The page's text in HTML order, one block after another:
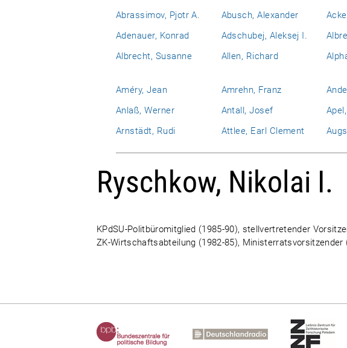
Abrassimov, Pjotr A. Abusch, Alexander
Adenauer, Konrad
Adschubej, Aleksej I.
Albrecht, Susanne
Allen, Richard
Améry, Jean
Amrehn, Franz
Anlaß, Werner
Antall, Josef
Arnstädt, Rudi
Attlee, Earl Clement
Ryschkow, Nikolai I.
KPdSU-Politbüromitglied (1985-90), stellvertretender
ZK-Wirtschaftsabteilung (1982-85), Ministerratsvorsitzender